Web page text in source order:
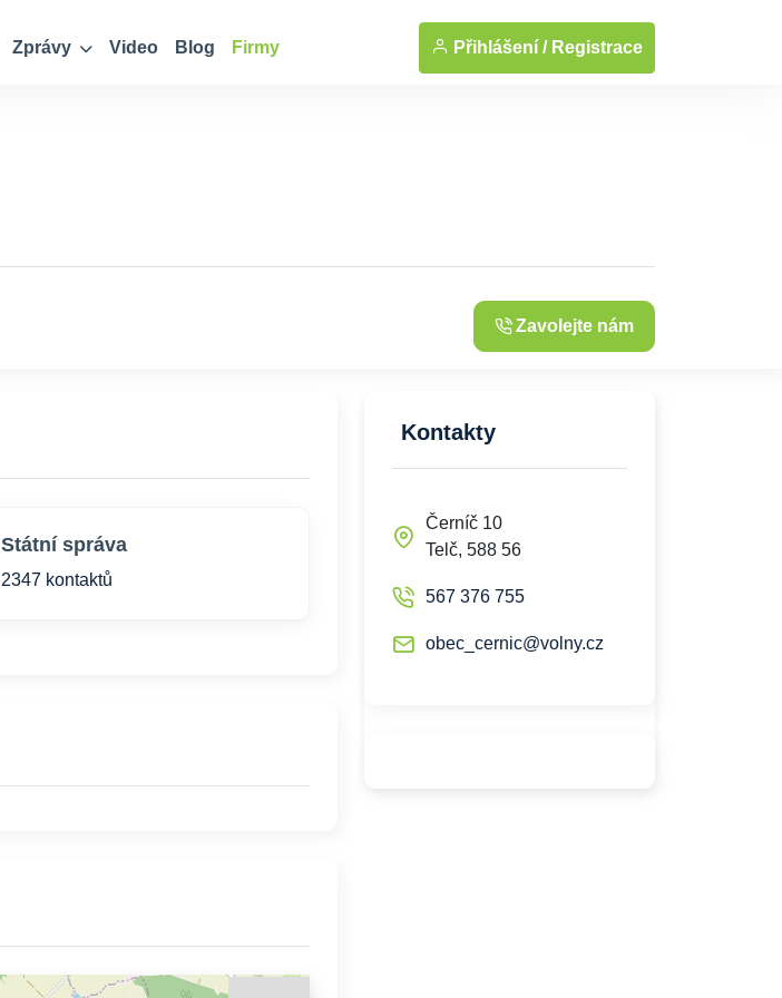
Zprávy Video Blog Firmy Přihlášení / Registrace
... Zobrazit fotografie
Zavolejte nám
Státní správa
2347 kontaktů
Kontakty
Černíč 10
Telč, 588 56
567 376 755
obec_cernic@volny.cz